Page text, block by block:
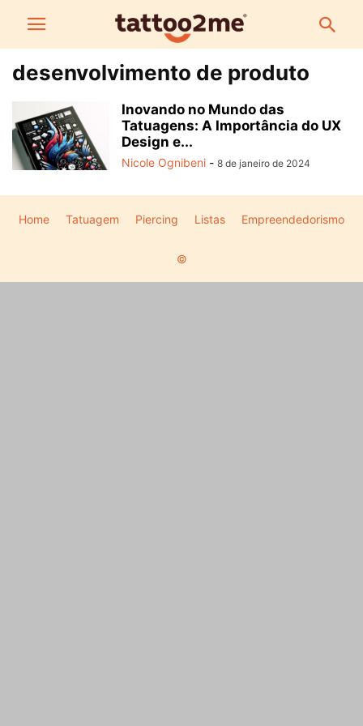
desenvolvimento de produto
Inovando no Mundo das
Tatuagens: A Importância do UX
Design e...
Nicole Ognibeni - 8 de janeiro de 2024
Home Tatuagem Piercing Listas Empreendedorismo
©